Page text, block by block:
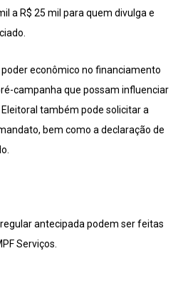
a R$ 25 mil para quem divulga e
econômico no financiamento
campanha que possam influenciar
também pode solicitar a
bem como a declaração de
antecipada podem ser feitas
Serviços.